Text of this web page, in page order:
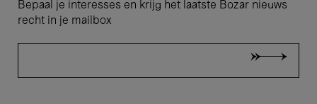
Bepaal je interesses en krijg het laatste Bozar nieuws
recht in je mailbox